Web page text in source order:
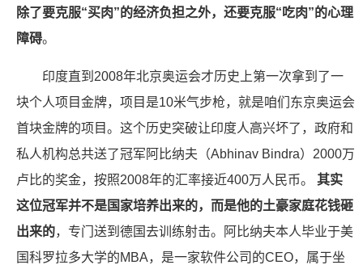
除了要克服“买肉”的经济负担之外，还要克服“吃肉”的心理
障碍。
印度直到2008年北京奥运会才历史上第一次拿到了一
块个人项目金牌，项目是10米气步枪，就是咱们东京奥运会
首块金牌的项目。这个历史突破让印度人高兴坏了，政府和
私人机构总共送了冠军阿比纳夫（Abhinav Bindra）2000万
卢比的奖金，按照2008年的汇率接近400万人民币。 其实
这位冠军并不是国家培养出来的，而是他的土豪家庭花钱砸
出来的，专门送到德国去训练射击。阿比纳夫本人毕业于美
国科罗拉多大学的MBA，是一家软件公司的CEO，属于坐